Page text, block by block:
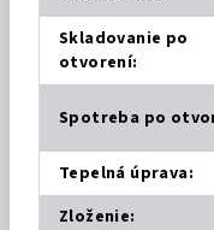
Skladovanie po
otvorení:
Spotreba po
Tepelná úprava:
Zloženie: